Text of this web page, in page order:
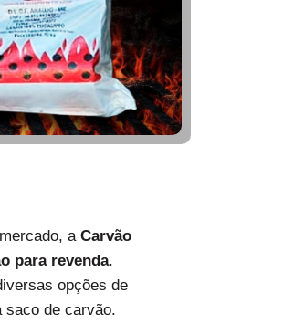
a Carvão
para revenda.
opções de
saco de carvão.